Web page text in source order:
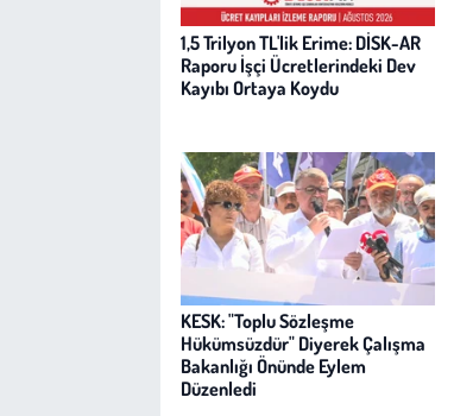
1,5 Trilyon TL'lik Erime: DİSK-AR
Raporu İşçi Ücretlerindeki Dev
Kayıbı Ortaya Koydu
KESK: "Toplu Sözleşme
Hükümsüzdür" Diyerek Çalışma
Bakanlığı Önünde Eylem
Düzenledi